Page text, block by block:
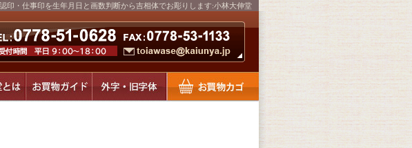
印・仕事印を生年月日と画数判断から吉相体でお彫りします:小林大伸堂